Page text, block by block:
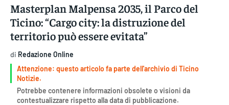
Masterplan Malpensa 2035, il Parco del
Ticino: “Cargo city: la distruzione del
territorio può essere evitata”
di Redazione Online
Attenzione: questo articolo fa parte dell'archivio di Ticino
Notizie.
Potrebbe contenere informazioni obsolete o visioni da
contestualizzare rispetto alla data di pubblicazione.